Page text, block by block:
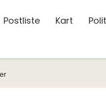
Postliste Kart